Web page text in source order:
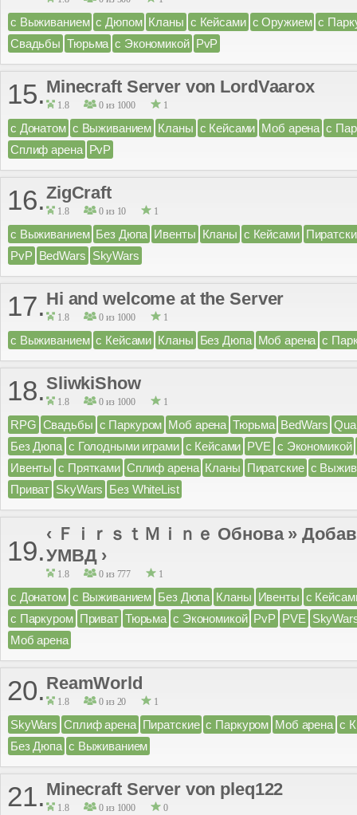
с Выживанием с Дюпом Кланы с Кейсами с Оружием с
Свадьбы Тюрьма с Экономикой PvP
15. Minecraft Server von LordVaarox
1.8 0 из 1000 1
с Донатом с Выживанием Кланы с Кейсами Моб арена с
Сплиф арена PvP
16.ZigCraft
1.8 0 из 10 1
с Выживанием Без Дюпа Ивенты Кланы с Кейсами
PvP BedWars SkyWars
17. Hi and welcome at the Server
1.8 0 из 1000 1
с Выживанием с Кейсами Кланы Без Дюпа Моб арена с
18. SliwkiShow
1.8 0 из 1000 1
RPG Свадьбы с Паркуром Моб арена Тюрьма BedWars
Без Дюпа с Голодными играми с Кейсами PVE с Экономикой
Ивенты с Прятками Сплиф арена Кланы Пиратские с
Приват SkyWars Без WhiteList
19.
‹ ＦｉｒｓｔＭｉｎｅ Обнова »
УМВД ›
1.8 0 из 777 1
с Донатом с Выживанием Без Дюпа Кланы Ивенты с
с Паркуром Приват Тюрьма с Экономикой PvP PVE
Моб арена
20. ReamWorld
1.8 0 из 20 1
SkyWars Сплиф арена Пиратские с Паркуром Моб арена с
Без Дюпа с Выживанием
21. Minecraft Server von pleq122
1.8 0 из 1000 0